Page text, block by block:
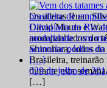
Os atletas Ruan
David Moura e
acompanhados do
Shinohara, todos da
Brasileira,
durante esta
[…]
029 de julho de